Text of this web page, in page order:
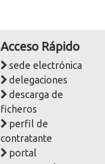
Acceso Rápido
sede electrónica
delegaciones
descarga de
ficheros
perfil de
contratante
portal